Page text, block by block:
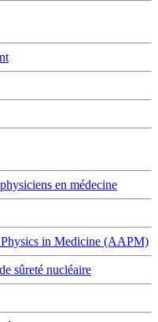
en médecine
in Medicine (AAPM)
sûreté nucléaire